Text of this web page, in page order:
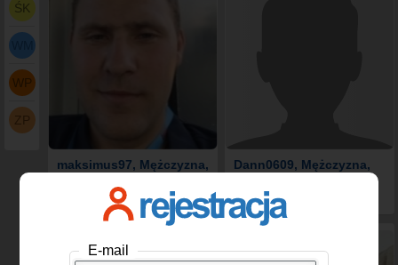
ŚK
WP
maksimus97, Mężczyzna,
Dann0609, Mężczyzna,
E-mail